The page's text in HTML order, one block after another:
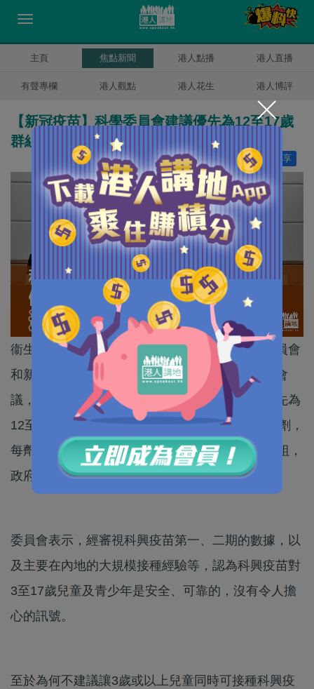
主頁 焦點新聞 港人點播 港人直播
有聲專欄 港人觀點 港人花生 港人博評
【新冠疫苗】科學委員會建議優先為12至17歲
群組接種科興 逐步推至年幼群組
分享
讚好 7
衞生署衞生防護中心轄下疫苗可預防疾病科學委員會
和新發現及動物傳染病科學委員會今日舉行聯席會
議，商討下調接種科興新冠疫苗的年齡，建議優先為
12至17歲的青少年先接種科興疫苗，需要接種兩劑，
每劑需相隔28天，其後再逐步推展至其他年齡群組，
政府會盡快公布接種詳情。
委員會表示，經審視科興疫苗第一、二期的數據，以
及主要在內地的大規模接種經驗等，認為科興疫苗對
3至17歲兒童及青少年是安全、可靠的，沒有令人擔
心的訊號。
至於為何不建議讓3歲或以上兒童同時可接種科興疫